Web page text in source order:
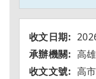
高
高